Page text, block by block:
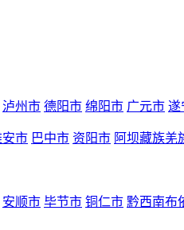
泸州市 德阳市 绵阳市 广元市 遂
安市 巴中市 资阳市 阿坝藏族羌
安顺市 毕节市 铜仁市 黔西南布